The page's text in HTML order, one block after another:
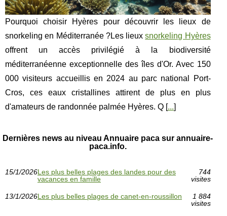
Pourquoi choisir Hyères pour découvrir les lieux de
snorkeling en Méditerranée ?Les lieuxsnorkeling Hyères
offrent un accès privilégié à la biodiversité
méditerranéenne exceptionnelle des îles d'Or. Avec 150
000 visiteurs accueillis en 2024 au parc national Port-
Cros, ces eaux cristallines attirent de plus en plus
d'amateurs de randonnée palmée Hyères. Q [...]
Dernières news au niveau Annuaire paca sur annuaire-
paca.info.
15/1/2026Les plus belles plages des landes pour des
vacances en famille
744
visites
13/1/2026Les plus belles plages de canet-en-roussillon
1 884
visites